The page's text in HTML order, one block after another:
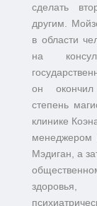
сделать
другим.
в области
на
он окончил
степень
клинике
менеджером
Мэдиган, а